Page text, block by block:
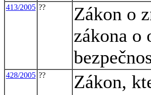
413/2005 ??
Zákon o
zákona o
428/2005 ??
Zákon,